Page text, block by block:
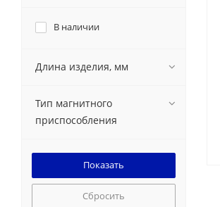
В наличии
Длина изделия, мм
Тип магнитного
приспособления
Сбросить